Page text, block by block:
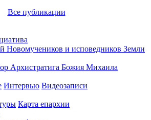
Все публикации
Интервью Видеозаписи
Карта епархии